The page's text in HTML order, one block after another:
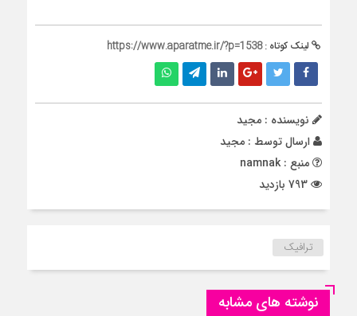
لینک کوتاه :https://www.aparatme.ir/?p=1538
نویسنده : مجید
ارسال توسط : مجید
منبع : namnak
ترافیک
نوشته های مشابه